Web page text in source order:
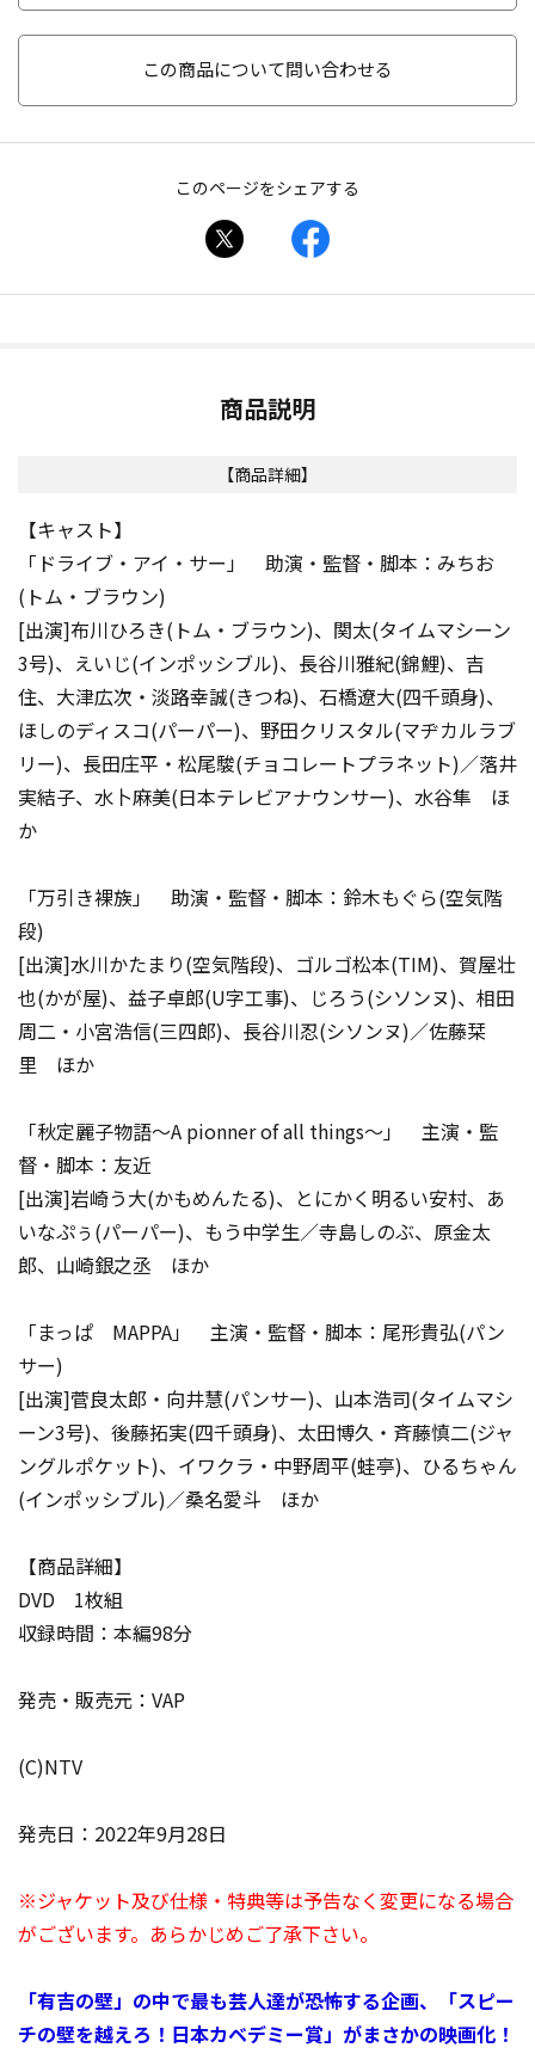
この商品について問い合わせる
このページをシェアする
商品説明
【商品詳細】
【キャスト】
「ドライブ・アイ・サー」 助演・監督・脚本：みちお
(トム・ブラウン)
[出演]布川ひろき(トム・ブラウン)、関太(タイムマシーン
3号)、えいじ(インポッシブル)、長谷川雅紀(錦鯉)、吉
住、大津広次・淡路幸誠(きつね)、石橋遼大(四千頭身)、
ほしのディスコ(パーパー)、野田クリスタル(マヂカルラブ
リー)、長田庄平・松尾駿(チョコレートプラネット)／落井
実結子、水卜麻美(日本テレビアナウンサー)、水谷隼 ほ
か
「万引き裸族」 助演・監督・脚本：鈴木もぐら(空気階
段)
[出演]水川かたまり(空気階段)、ゴルゴ松本(TIM)、賀屋壮
也(かが屋)、益子卓郎(U字工事)、じろう(シソンヌ)、相田
周二・小宮浩信(三四郎)、長谷川忍(シソンヌ)／佐藤栞
里 ほか
「秋定麗子物語～A pionner of all things～」 主演・監
督・脚本：友近
[出演]岩崎う大(かもめんたる)、とにかく明るい安村、あ
いなぷぅ(パーパー)、もう中学生／寺島しのぶ、原金太
郎、山崎銀之丞 ほか
「まっぱ MAPPA」 主演・監督・脚本：尾形貴弘(パン
サー)
[出演]菅良太郎・向井慧(パンサー)、山本浩司(タイムマシ
ーン3号)、後藤拓実(四千頭身)、太田博久・斉藤慎二(ジャ
ングルポケット)、イワクラ・中野周平(蛙亭)、ひるちゃん
(インポッシブル)／桑名愛斗 ほか
【商品詳細】
DVD 1枚組
収録時間：本編98分
発売・販売元：VAP
(C)NTV
発売日：2022年9月28日
※ジャケット及び仕様・特典等は予告なく変更になる場合
がございます。あらかじめご了承下さい。
「有吉の壁」の中で最も芸人達が恐怖する企画、「スピー
チの壁を越えろ！日本カベデミー賞」がまさかの映画化！